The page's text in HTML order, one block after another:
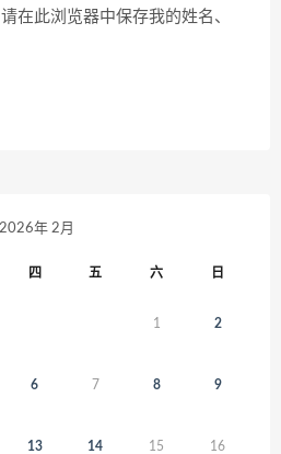
在此浏览器中保存我的姓名、
2026年 2月
四 五 六 日
1 2
6 7 8 9
13 14 15 16